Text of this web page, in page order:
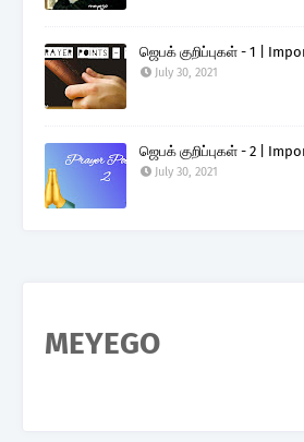
ஜெபக் குறிப்புகள் - 1 |
July 30, 2021
ஜெபக் குறிப்புகள் - 2 |
July 30, 2021
MEYEGO